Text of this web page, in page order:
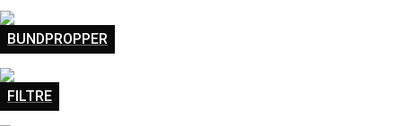
BUNDPROPPER
FILTRE